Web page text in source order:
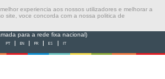
experiencia aos nossos utilizadores e melhorar a
site, voce concorda com a nossa politica de
para a rede fixa nacional)
PT EN FR ES IT